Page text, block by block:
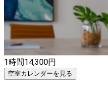
1時間14,300円
空室カレンダーを見る